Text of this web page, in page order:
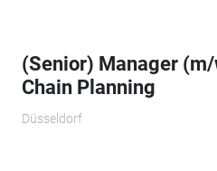
(Senior) Manager
Chain Planning
Düsseldorf